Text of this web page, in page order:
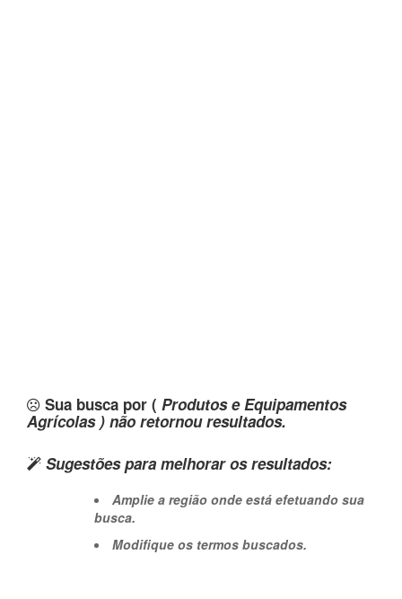
Sua busca por ( Produtos e Equipamentos
Agrícolas ) não retornou resultados.
Sugestões para melhorar os resultados:
Amplie a região onde está efetuando sua
busca.
Modifique os termos buscados.